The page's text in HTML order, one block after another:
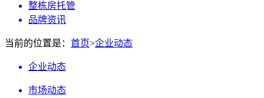
整栋房托管
品牌资讯
当前的位置是： 首页>企业动态
企业动态
市场动态